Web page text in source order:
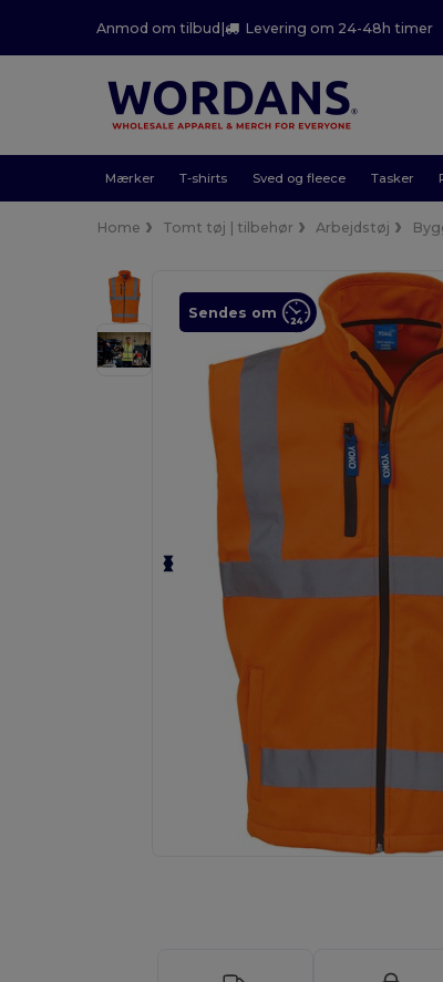
Anmod om tilbud| Levering om 24-48h timer
Mærker T-shirts Sved og fleece Tasker
Home Tomt tøj | tilbehør Arbejdstøj
Sendes om